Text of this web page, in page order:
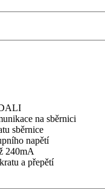
na sběrnici
sběrnice
napětí
240mA
a přepětí